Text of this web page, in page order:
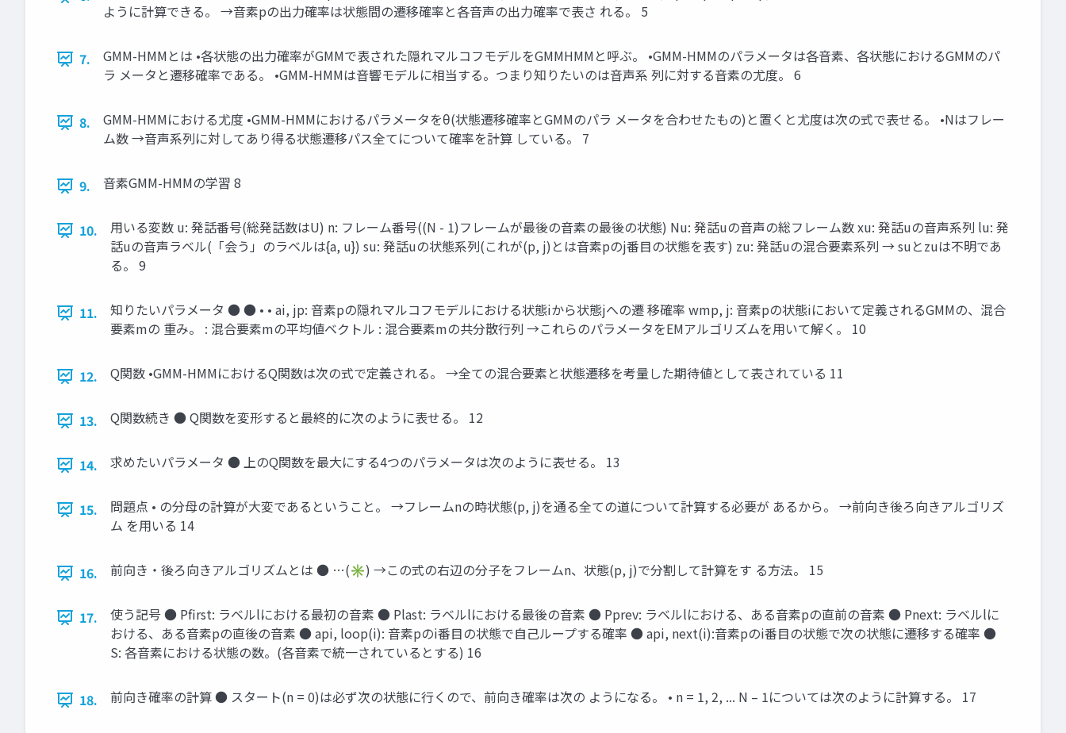
ように計算できる。 →⾳素pの出⼒確率は状態間の遷移確率と各⾳声の出⼒確率で表さ れる。 5
7.
GMM-HMMとは •各状態の出⼒確率がGMMで表された隠れマルコフモデルをGMMHMMと呼ぶ。 •GMM-HMMのパラメータは各⾳素、各状態におけるGMMのパ
ラ メータと遷移確率である。 •GMM-HMMは⾳響モデルに相当する。つまり知りたいのは⾳声系 列に対する⾳素の尤度。 6
8.
GMM-HMMにおける尤度 •GMM-HMMにおけるパラメータをθ(状態遷移確率とGMMのパラ メータを合わせたもの)と置くと尤度は次の式で表せる。 •Nはフレー
ム数 →⾳声系列に対してあり得る状態遷移パス全てについて確率を計算 している。 7
9. ⾳素GMM-HMMの学習 8
10.
⽤いる変数 u: 発話番号(総発話数はU) n: フレーム番号((N - 1)フレームが最後の⾳素の最後の状態) Nu: 発話uの⾳声の総フレーム数 xu: 発話uの⾳声系列 lu: 発
話uの⾳声ラベル(「会う」のラベルは{a, u}) su: 発話uの状態系列(これが(p, j)とは⾳素pのj番⽬の状態を表す) zu: 発話uの混合要素系列 → suとzuは不明であ
る。 9
11.
知りたいパラメータ ● ● • • ai, jp: ⾳素pの隠れマルコフモデルにおける状態iから状態jへの遷 移確率 wmp, j: ⾳素pの状態iにおいて定義されるGMMの、混合
要素mの 重み。 : 混合要素mの平均値ベクトル : 混合要素mの共分散⾏列 →これらのパラメータをEMアルゴリズムを⽤いて解く。 10
12. Q関数 •GMM-HMMにおけるQ関数は次の式で定義される。 →全ての混合要素と状態遷移を考量した期待値として表されている 11
13. Q関数続き ● Q関数を変形すると最終的に次のように表せる。 12
14. 求めたいパラメータ ● 上のQ関数を最⼤にする4つのパラメータは次のように表せる。 13
15.
問題点 • の分⺟の計算が⼤変であるということ。 →フレームnの時状態(p, j)を通る全ての道について計算する必要が あるから。 →前向き後ろ向きアルゴリズ
ム を⽤いる 14
16. 前向き・後ろ向きアルゴリズムとは ● …(✳) →この式の右辺の分⼦をフレームn、状態(p, j)で分割して計算をす る⽅法。 15
17.
使う記号 ● Pﬁrst: ラベルlにおける最初の⾳素 ● Plast: ラベルlにおける最後の⾳素 ● Pprev: ラベルlにおける、ある⾳素pの直前の⾳素 ● Pnext: ラベルlに
おける、ある⾳素pの直後の⾳素 ● api, loop(i): ⾳素pのi番⽬の状態で⾃⼰ループする確率 ● api, next(i):⾳素pのi番⽬の状態で次の状態に遷移する確率 ●
S: 各⾳素における状態の数。(各⾳素で統⼀されているとする) 16
18. 前向き確率の計算 ● スタート(n = 0)は必ず次の状態に⾏くので、前向き確率は次の ようになる。 • n = 1, 2, ... N – 1については次のように計算する。 17